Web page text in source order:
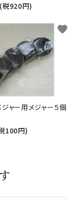
920円)
ャー用メジャー５個
100円)
favorite